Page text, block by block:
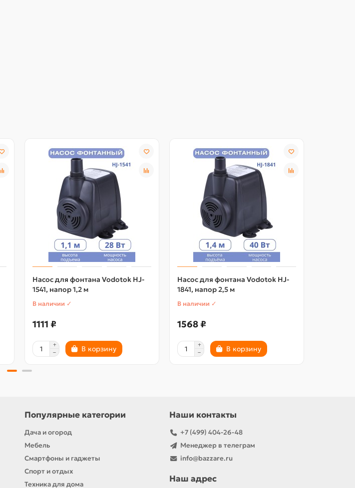
Насос для фонтана Vodotok HJ-
1541, напор 1,2 м
В наличии ✓
1111 ₽
В корзину
Насос для фонтана Vodotok HJ-
1841, напор 2,5 м
В наличии ✓
1568 ₽
В корзину
Популярные категории
Дача и огород
Мебель
Смартфоны и гаджеты
Спорт и отдых
Техника для дома
Наши контакты
+7 (499) 404-26-48
Менеджер в телеграм
info@bazzare.ru
Наш адрес